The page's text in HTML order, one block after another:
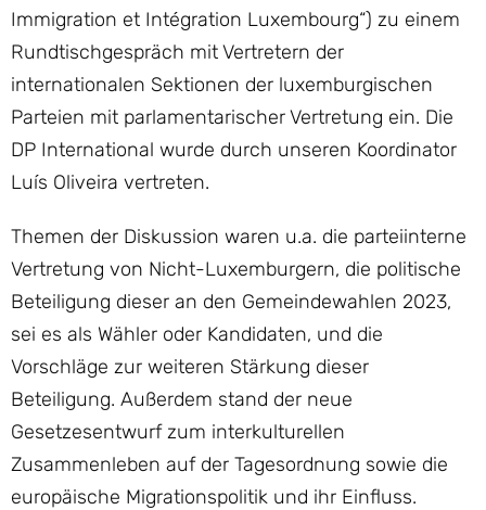
Immigration et Intégration Luxembourg“) zu einem
Rundtischgespräch mit Vertretern der
internationalen Sektionen der luxemburgischen
Parteien mit parlamentarischer Vertretung ein. Die
DP International wurde durch unseren Koordinator
Luís Oliveira vertreten.
Themen der Diskussion waren u.a. die parteiinterne
Vertretung von Nicht-Luxemburgern, die politische
Beteiligung dieser an den Gemeindewahlen 2023,
sei es als Wähler oder Kandidaten, und die
Vorschläge zur weiteren Stärkung dieser
Beteiligung. Außerdem stand der neue
Gesetzesentwurf zum interkulturellen
Zusammenleben auf der Tagesordnung sowie die
europäische Migrationspolitik und ihr Einfluss.